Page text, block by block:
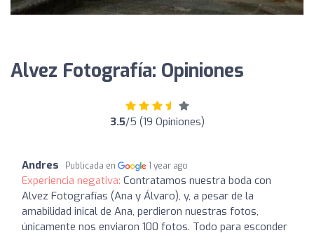
Alvez Fotografía: Opiniones
3.5/5 (19 Opiniones)
Andres Publicada en 1 year ago
Experiencia negativa: Contratamos nuestra boda con
Alvez Fotografías (Ana y Álvaro), y, a pesar de la
amabilidad inical de Ana, perdieron nuestras fotos,
únicamente nos enviaron 100 fotos. Todo para esconder